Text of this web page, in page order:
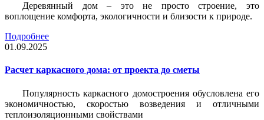
Деревянный дом – это не просто строение, это
воплощение комфорта, экологичности и близости к природе.
Подробнее
01.09.2025
Расчет каркасного дома: от проекта до сметы
Популярность каркасного домостроения обусловлена его
экономичностью, скоростью возведения и отличными
теплоизоляционными свойствами